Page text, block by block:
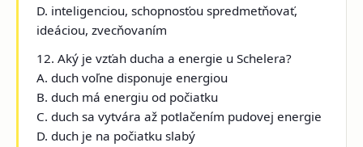
D. inteligenciou, schopnosťou spredmetňovať,
ideáciou, zvecňovaním
12. Aký je vzťah ducha a energie u Schelera?
A. duch voľne disponuje energiou
B. duch má energiu od počiatku
C. duch sa vytvára až potlačením pudovej energie
D. duch je na počiatku slabý